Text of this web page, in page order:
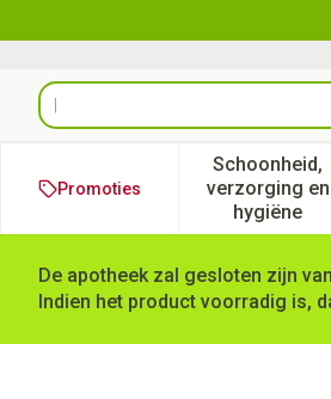
Product, merk, categorie...
Promoties
Schoonheid,
verzorging en
hygiëne
Toon
De apotheek zal gesloten zijn
Indien het product voorradig is,